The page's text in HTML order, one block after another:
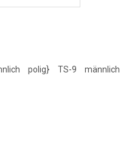
polig} TS-9 männlich